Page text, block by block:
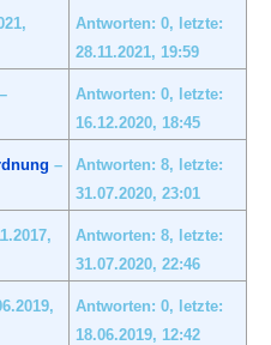
Antworten: 0, letzte:
28.11.2021, 19:59
–
Antworten: 0, letzte:
16.12.2020, 18:45
–
Antworten: 8, letzte:
31.07.2020, 23:01
Antworten: 8, letzte:
31.07.2020, 22:46
Antworten: 0, letzte:
18.06.2019, 12:42